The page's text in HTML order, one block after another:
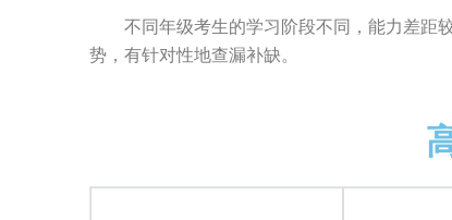
不同年级考生的学习阶段不同，能力差距较
势，有针对性地查漏补缺。